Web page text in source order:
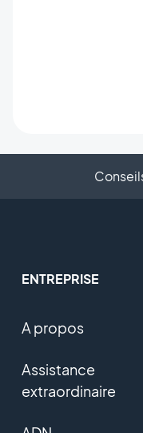
ENTREPRISE
A propos
Assistance
extraordinaire